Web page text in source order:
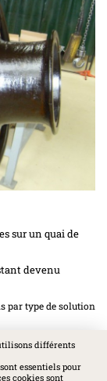
différents
essentiels pour
cookies sont
sur un quai de
devenu
par type de solution